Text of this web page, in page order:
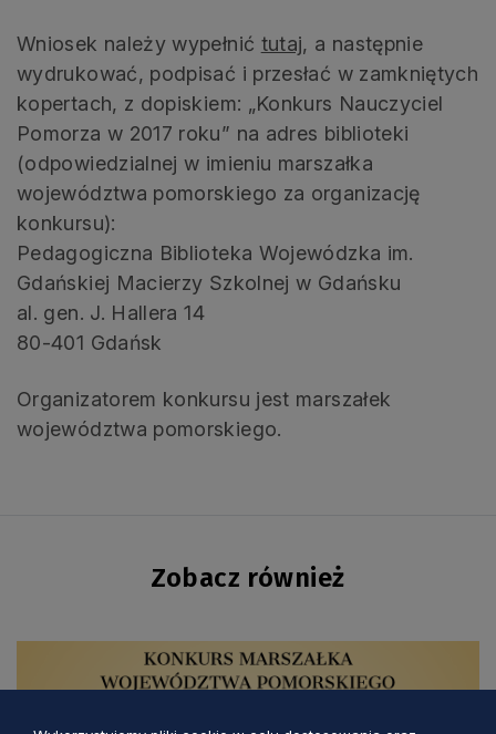
Wniosek należy wypełnić tutaj, a następnie
wydrukować, podpisać i przesłać w zamkniętych
kopertach, z dopiskiem: „Konkurs Nauczyciel
Pomorza w 2017 roku” na adres biblioteki
(odpowiedzialnej w imieniu marszałka
województwa pomorskiego za organizację
konkursu):
Pedagogiczna Biblioteka Wojewódzka im.
Gdańskiej Macierzy Szkolnej w Gdańsku
al. gen. J. Hallera 14
80-401 Gdańsk
Organizatorem konkursu jest marszałek
województwa pomorskiego.
Zobacz również